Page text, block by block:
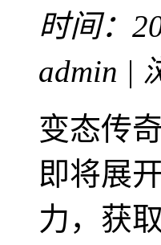
时间：
admin |
变态传
即将展
力，获